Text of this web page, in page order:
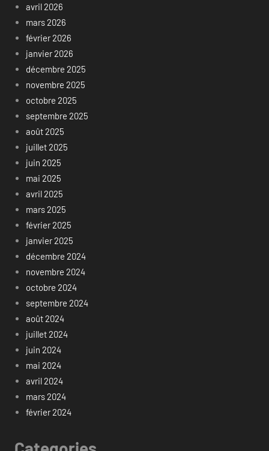
avril 2026
mars 2026
février 2026
janvier 2026
décembre 2025
novembre 2025
octobre 2025
septembre 2025
août 2025
juillet 2025
juin 2025
mai 2025
avril 2025
mars 2025
février 2025
janvier 2025
décembre 2024
novembre 2024
octobre 2024
septembre 2024
août 2024
juillet 2024
juin 2024
mai 2024
avril 2024
mars 2024
février 2024